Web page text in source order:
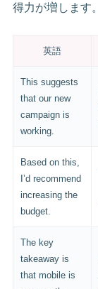
得力が増します。
英語
This suggests
that our new
campaign is
working.
Based on this,
I’d recommend
increasing the
budget.
The key
takeaway is
that mobile is